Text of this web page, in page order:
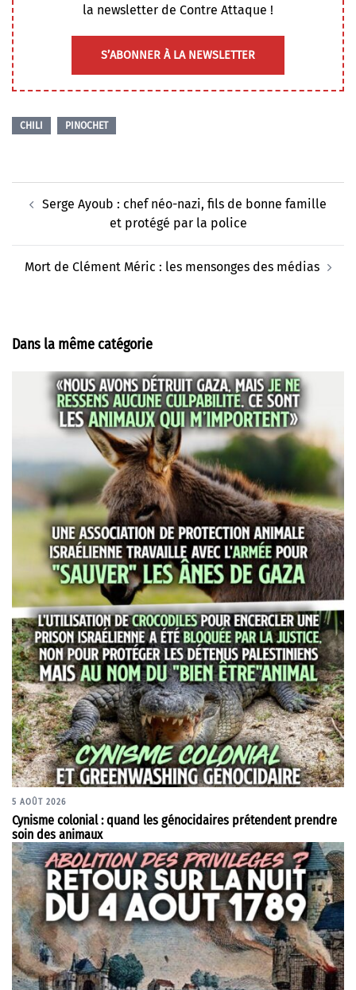
la newsletter de Contre Attaque !
S’ABONNER À LA NEWSLETTER
CHILI PINOCHET
d’article
Serge Ayoub : chef néo-nazi, fils de bonne famille
et protégé par la police
Mort de Clément Méric : les mensonges des médias
Dans la même catégorie
5 AOÛT 2026
Cynisme colonial : quand les génocidaires prétendent prendre
soin des animaux